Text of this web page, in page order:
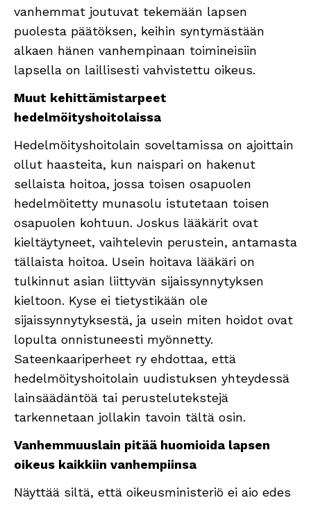
vanhemmat joutuvat tekemään lapsen
puolesta päätöksen, keihin syntymästään
alkaen hänen vanhempinaan toimineisiin
lapsella on laillisesti vahvistettu oikeus.
Muut kehittämistarpeet
hedelmöityshoitolaissa
Hedelmöityshoitolain soveltamissa on ajoittain
ollut haasteita, kun naispari on hakenut
sellaista hoitoa, jossa toisen osapuolen
hedelmöitetty munasolu istutetaan toisen
osapuolen kohtuun. Joskus lääkärit ovat
kieltäytyneet, vaihtelevin perustein, antamasta
tällaista hoitoa. Usein hoitava lääkäri on
tulkinnut asian liittyvän sijaissynnytyksen
kieltoon. Kyse ei tietystikään ole
sijaissynnytyksestä, ja usein miten hoidot ovat
lopulta onnistuneesti myönnetty.
Sateenkaariperheet ry ehdottaa, että
hedelmöityshoitolain uudistuksen yhteydessä
lainsäädäntöä tai perustelutekstejä
tarkennetaan jollakin tavoin tältä osin.
Vanhemmuuslain pitää huomioida lapsen
oikeus kaikkiin vanhempiinsa
Näyttää siltä, että oikeusministeriö ei aio edes